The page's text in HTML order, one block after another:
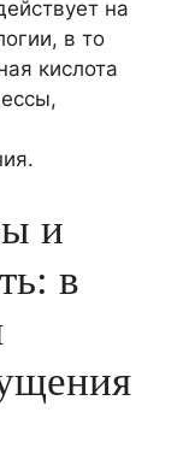
на
в то
кислота
и
в